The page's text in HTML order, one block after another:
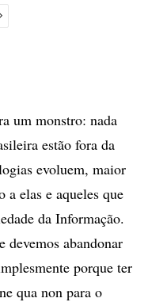
um monstro: nada
estão fora da
evoluem, maior
a elas e aqueles que
da Informação.
devemos abandonar
porque ter
qua non para o